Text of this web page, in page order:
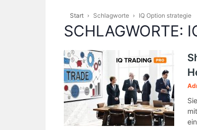
Start Schlagworte IQ Option strategie
SCHLAGWORTE: